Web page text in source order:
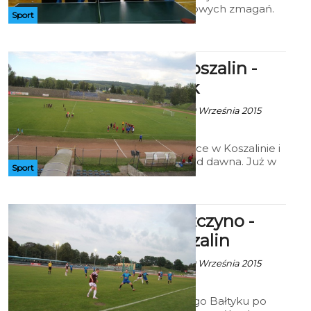
Sport
powracają do ligowych zmagań.
W nadchodzącym sezonie KTS
Sport
Gwardia Koszalin -
Gryf Słupsk
Artur Rutkowski - 29 Września 2015
godz. 22:01
Na ten mecz kibice w Koszalinie i
Słupsku czekali od dawna. Już w
sobotę na stadionie przy ul. Fałata
KS Chwaszczyno -
Bałtyk Koszalin
Artur Rutkowski - 29 Września 2015
godz. 22:09
Zespół III ligowego Bałtyku po